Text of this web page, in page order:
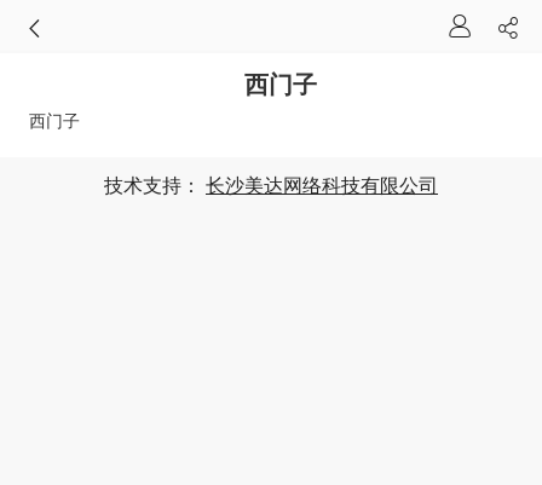
西门子
西门子
技术支持： 长沙美达网络科技有限公司